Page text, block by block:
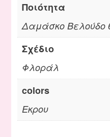
Ποιότητα
Δαμάσκο Βελούδο
Σχέδιο
Φλοράλ
colors
Εκρου